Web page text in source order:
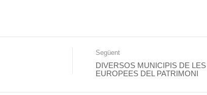
Següent
DIVERSOS MUNICIPIS DE
EUROPEES DEL PATRIMONI